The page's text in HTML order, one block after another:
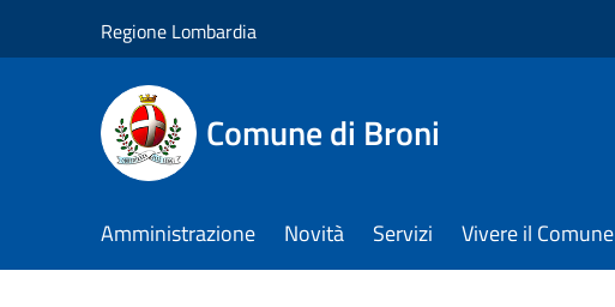
Regione Lombardia
Comune di Broni
Amministrazione Novità Servizi Vivere il Comune